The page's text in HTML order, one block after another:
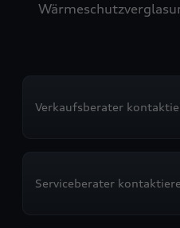
Verkaufsberater
Serviceberater